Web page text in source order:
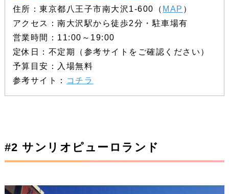
住所：東京都八王子市南大沢1-600（ MAP ）
アクセス：南大沢駅から徒歩2分・駐車場有
営業時間：11:00～19:00
定休日：不定期（参考サイトをご確認ください）
予算目安：入場無料
参考サイト：
コチラ
#2 サンリオピューロランド